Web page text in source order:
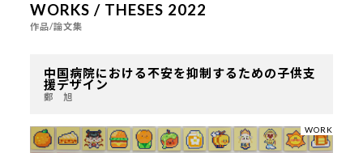
WORKS / THESES 2022
作品/論文集
中国病院における不安を抑制するための子供支
援デザイン
鄭 旭
WORK